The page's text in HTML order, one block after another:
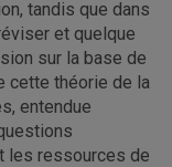
tandis que dans
et quelque
sur la base de
cette théorie de la
entendue
les ressources de